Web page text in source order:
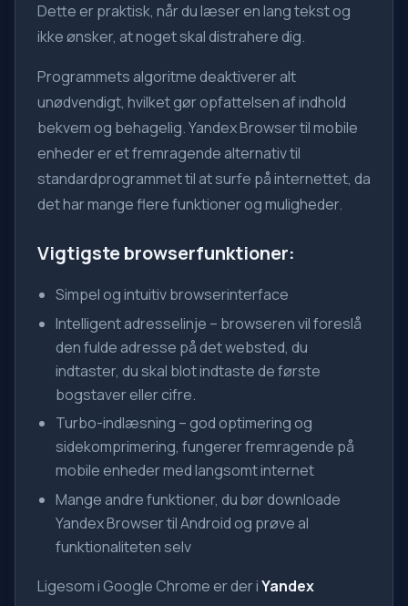
Dette er praktisk, når du læser en lang tekst og
ikke ønsker, at noget skal distrahere dig.
Programmets algoritme deaktiverer alt
unødvendigt, hvilket gør opfattelsen af indhold
bekvem og behagelig. Yandex Browser til mobile
enheder er et fremragende alternativ til
standardprogrammet til at surfe på internettet, da
det har mange flere funktioner og muligheder.
Vigtigste browserfunktioner:
Simpel og intuitiv browserinterface
Intelligent adresselinje – browseren vil foreslå
den fulde adresse på det websted, du
indtaster, du skal blot indtaste de første
bogstaver eller cifre.
Turbo-indlæsning – god optimering og
sidekomprimering, fungerer fremragende på
mobile enheder med langsomt internet
Mange andre funktioner, du bør downloade
Yandex Browser til Android og prøve al
funktionaliteten selv
Ligesom i Google Chrome er der iYandex